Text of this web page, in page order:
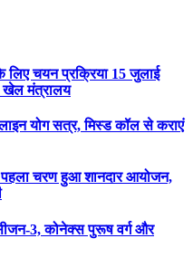
लिए चयन प्रक्रिया 15 जुलाई
मंत्रालय
योग सत्र, मिस्ड कॉल से कराएं
चरण हुआ शानदार आयोजन,
3, कोनेक्स पुरूष वर्ग और